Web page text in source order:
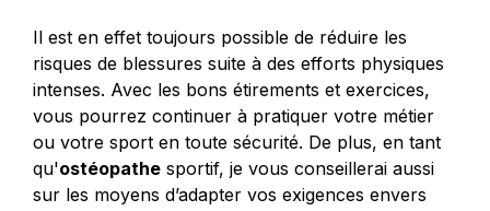
Il est en effet toujours possible de réduire les
risques de blessures suite à des efforts physiques
intenses. Avec les bons étirements et exercices,
vous pourrez continuer à pratiquer votre métier
ou votre sport en toute sécurité. De plus, en tant
qu'ostéopathesportif, je vous conseillerai aussi
sur les moyens d’adapter vos exigences envers